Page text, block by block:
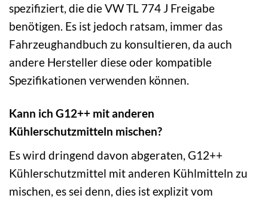
spezifiziert, die die VW TL 774 J Freigabe
benötigen. Es ist jedoch ratsam, immer das
Fahrzeughandbuch zu konsultieren, da auch
andere Hersteller diese oder kompatible
Spezifikationen verwenden können.
Kann ich G12++ mit anderen
Kühlerschutzmitteln mischen?
Es wird dringend davon abgeraten, G12++
Kühlerschutzmittel mit anderen Kühlmitteln zu
mischen, es sei denn, dies ist explizit vom